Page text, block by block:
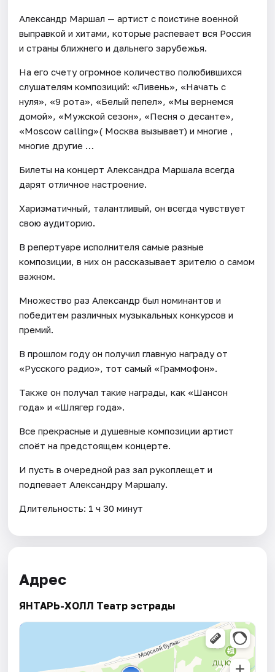
Александр Маршал — артист с поистине военной
выправкой и хитами, которые распевает вся Россия
и страны ближнего и дальнего зарубежья.
На его счету огромное количество полюбившихся
слушателям композиций: «Ливень», «Начать с
нуля», «9 рота», «Белый пепел», «Мы вернемся
домой», «Мужской сезон», «Песня о десанте»,
«Moscow calling»( Москва вызывает) и многие ,
многие другие …
Билеты на концерт Александра Маршала всегда
дарят отличное настроение.
Харизматичный, талантливый, он всегда чувствует
свою аудиторию.
В репертуаре исполнителя самые разные
композиции, в них он рассказывает зрителю о самом
важном.
Множество раз Александр был номинантов и
победитем различных музыкальных конкурсов и
премий.
В прошлом году он получил главную награду от
«Русского радио», тот самый «Граммофон».
Также он получал такие награды, как «Шансон
года» и «Шлягер года».
Все прекрасные и душевные композиции артист
споёт на предстоящем концерте.
И пусть в очередной раз зал рукоплещет и
подпевает Александру Маршалу.
Длительность: 1 ч 30 минут
Адрес
ЯНТАРЬ-ХОЛЛ Театр эстрады